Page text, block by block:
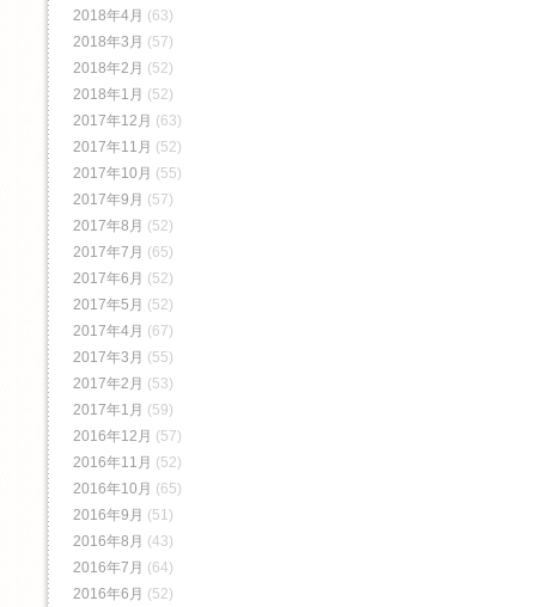
2018年4月 (63)
2018年3月 (57)
2018年2月 (52)
2018年1月 (52)
2017年12月 (63)
2017年11月 (52)
2017年10月 (55)
2017年9月 (57)
2017年8月 (52)
2017年7月 (65)
2017年6月 (52)
2017年5月 (52)
2017年4月 (67)
2017年3月 (55)
2017年2月 (53)
2017年1月 (59)
2016年12月 (57)
2016年11月 (52)
2016年10月 (65)
2016年9月 (51)
2016年8月 (43)
2016年7月 (64)
2016年6月 (52)